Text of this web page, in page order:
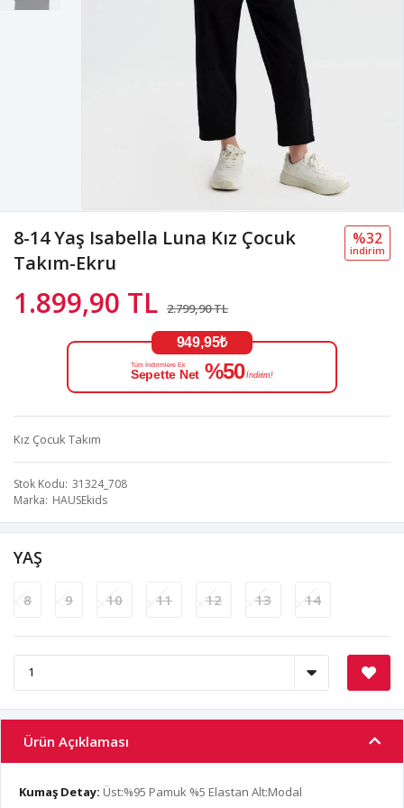
8-14 Yaş Isabella Luna Kız Çocuk
Takım-Ekru
1.899,90 TL 2.799,90 TL
%32
i̇ndi̇ri̇m
949,95₺
Tüm İndirimlere Ek
Sepette Net %50 İndirim!
Kız Çocuk Takım
Stok Kodu 31324_708
Marka HAUSEkids
YAŞ
8 9 10 11 12 13 14
Ürün Açıklaması
Kumaş Detay: Üst:%95 Pamuk %5 Elastan Alt:Modal